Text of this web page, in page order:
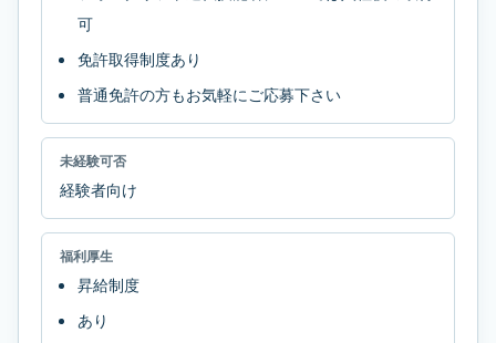
可
免許取得制度あり
普通免許の方もお気軽にご応募下さい
未経験可否
経験者向け
福利厚生
昇給制度
あり